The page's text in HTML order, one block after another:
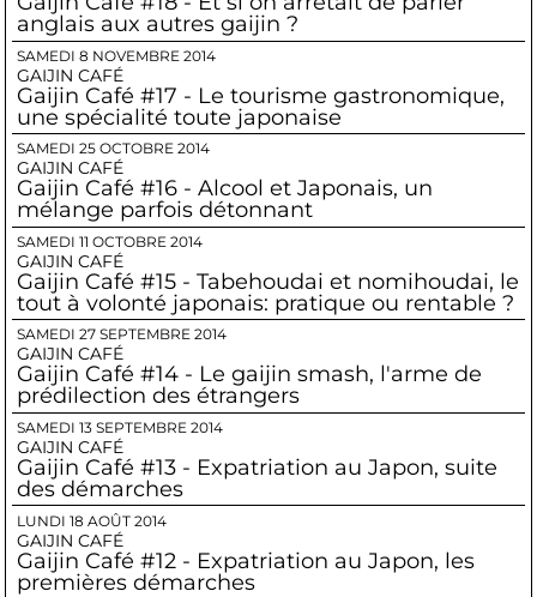
anglais aux autres gaijin ?
SAMEDI 8 NOVEMBRE 2014
GAIJIN CAFÉ
Gaijin Café #17 - Le tourisme gastronomique,
une spécialité toute japonaise
SAMEDI 25 OCTOBRE 2014
GAIJIN CAFÉ
Gaijin Café #16 - Alcool et Japonais, un
mélange parfois détonnant
SAMEDI 11 OCTOBRE 2014
GAIJIN CAFÉ
Gaijin Café #15 - Tabehoudai et nomihoudai, le
tout à volonté japonais: pratique ou rentable ?
SAMEDI 27 SEPTEMBRE 2014
GAIJIN CAFÉ
Gaijin Café #14 - Le gaijin smash, l'arme de
prédilection des étrangers
SAMEDI 13 SEPTEMBRE 2014
GAIJIN CAFÉ
Gaijin Café #13 - Expatriation au Japon, suite
des démarches
LUNDI 18 AOÛT 2014
GAIJIN CAFÉ
Gaijin Café #12 - Expatriation au Japon, les
premières démarches